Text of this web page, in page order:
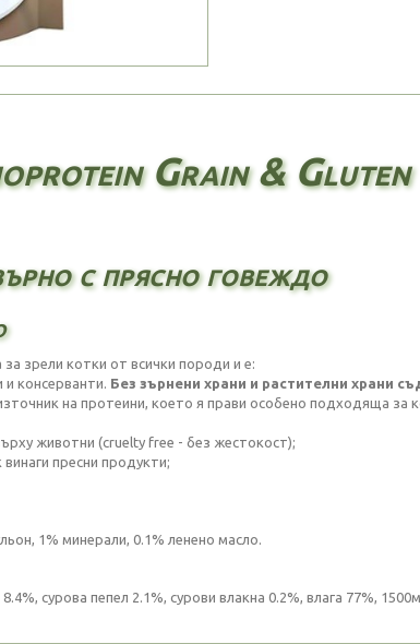
Grain & Gluten
с прясно говеждо
зрели котки от всички породи и е:
и консерванти. Без зърнени храни и растителни храни
на протеини, което я прави особено подходяща за
животни (cruelty free - без жестокост);
пресни продукти;
1% минерали, 0.1% ленено масло.
сурова пепел 2.1%, сурови влакна 0.2%, влага 77%,